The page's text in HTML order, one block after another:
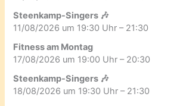
Steenkamp-Singers 🎶
11/08/2026 um 19:30 Uhr – 21:30
Fitness am Montag
17/08/2026 um 19:00 Uhr – 20:30
Steenkamp-Singers 🎶
18/08/2026 um 19:30 Uhr – 21:30